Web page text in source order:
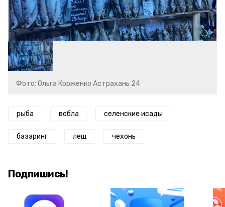
Фото: Ольга Корженко Астрахань 24
рыба вобла селенские исады
базаринг лещ чехонь
Подпишись!